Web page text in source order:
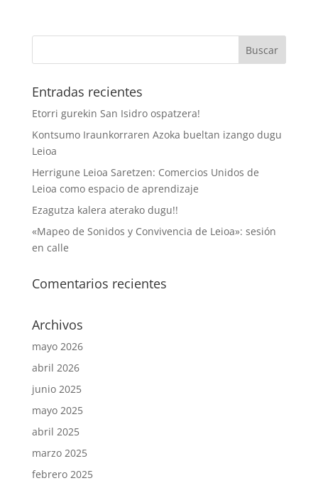
Entradas recientes
Etorri gurekin San Isidro ospatzera!
Kontsumo Iraunkorraren Azoka bueltan izango dugu
Leioa
Herrigune Leioa Saretzen: Comercios Unidos de
Leioa como espacio de aprendizaje
Ezagutza kalera aterako dugu!!
«Mapeo de Sonidos y Convivencia de Leioa»: sesión
en calle
Comentarios recientes
Archivos
mayo 2026
abril 2026
junio 2025
mayo 2025
abril 2025
marzo 2025
febrero 2025